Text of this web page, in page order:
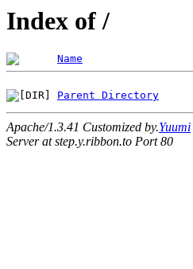
Index of /
Name
Parent Directory
Apache/1.3.41 Customized by.Yuumi
Server at step.y.ribbon.to Port 80